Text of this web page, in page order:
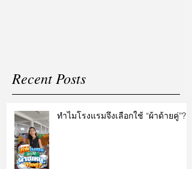
Recent Posts
ทำไมโรงแรมจึงเลือกใช้ “ผ้าด้ายคู่”?